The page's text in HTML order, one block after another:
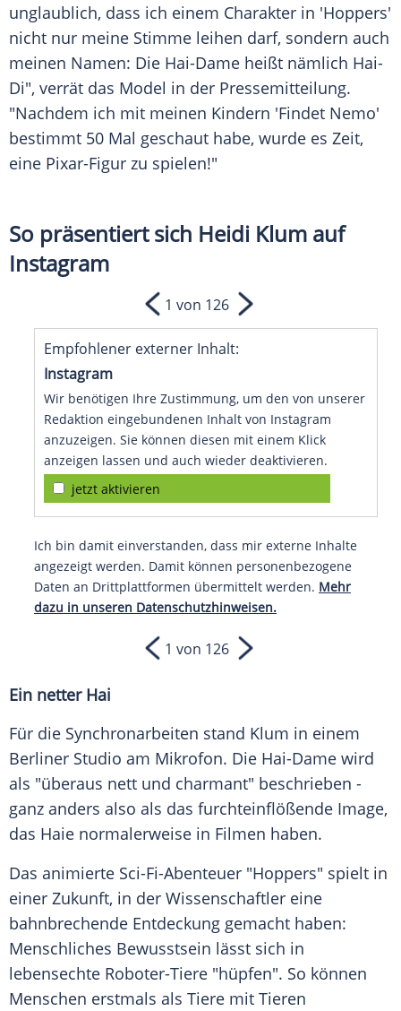
unglaublich, dass ich einem Charakter in 'Hoppers'
nicht nur meine Stimme leihen darf, sondern auch
meinen Namen: Die Hai-Dame heißt nämlich Hai-
Di", verrät das Model in der Pressemitteilung.
"Nachdem ich mit meinen Kindern 'Findet Nemo'
bestimmt 50 Mal geschaut habe, wurde es Zeit,
eine Pixar-Figur zu spielen!"
So präsentiert sich Heidi Klum auf
Instagram
Empfohlener externer Inhalt:
Instagram
Wir benötigen Ihre Zustimmung, um den von unserer
Redaktion eingebundenen Inhalt von Instagram
anzuzeigen. Sie können diesen mit einem Klick
anzeigen lassen und auch wieder deaktivieren.
jetzt aktivieren
Ich bin damit einverstanden, dass mir externe Inhalte
angezeigt werden. Damit können personenbezogene
Daten an Drittplattformen übermittelt werden. Mehr
dazu in unseren Datenschutzhinweisen.
1 von 126
1 von 126
Ein netter Hai
Für die Synchronarbeiten stand Klum in einem
Berliner Studio am Mikrofon. Die Hai-Dame wird
als "überaus nett und charmant" beschrieben -
ganz anders also als das furchteinflößende Image,
das Haie normalerweise in Filmen haben.
Das animierte Sci-Fi-Abenteuer "Hoppers" spielt in
einer Zukunft, in der Wissenschaftler eine
bahnbrechende Entdeckung gemacht haben:
Menschliches Bewusstsein lässt sich in
lebensechte Roboter-Tiere "hüpfen". So können
Menschen erstmals als Tiere mit Tieren